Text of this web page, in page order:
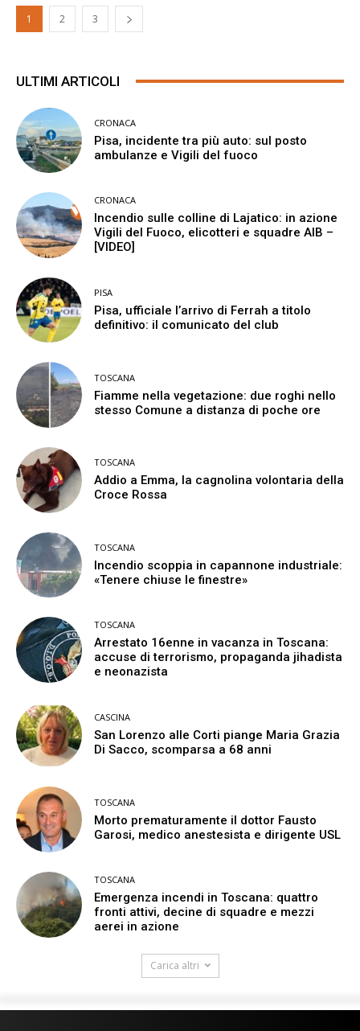
1 2 3
ULTIMI ARTICOLI
CRONACA
Pisa, incidente tra più auto: sul posto
ambulanze e Vigili del fuoco
CRONACA
Incendio sulle colline di Lajatico: in azione
Vigili del Fuoco, elicotteri e squadre AIB –
[VIDEO]
PISA
Pisa, ufficiale l’arrivo di Ferrah a titolo
definitivo: il comunicato del club
TOSCANA
Fiamme nella vegetazione: due roghi nello
stesso Comune a distanza di poche ore
TOSCANA
Addio a Emma, la cagnolina volontaria della
Croce Rossa
TOSCANA
Incendio scoppia in capannone industriale:
«Tenere chiuse le finestre»
TOSCANA
Arrestato 16enne in vacanza in Toscana:
accuse di terrorismo, propaganda jihadista
e neonazista
CASCINA
San Lorenzo alle Corti piange Maria Grazia
Di Sacco, scomparsa a 68 anni
TOSCANA
Morto prematuramente il dottor Fausto
Garosi, medico anestesista e dirigente USL
TOSCANA
Emergenza incendi in Toscana: quattro
fronti attivi, decine di squadre e mezzi
aerei in azione
Carica altri